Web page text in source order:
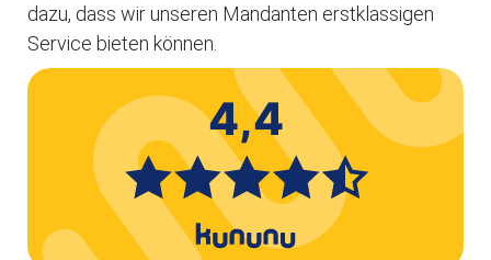
dazu, dass wir unseren Mandanten erstklassigen
Service bieten können.